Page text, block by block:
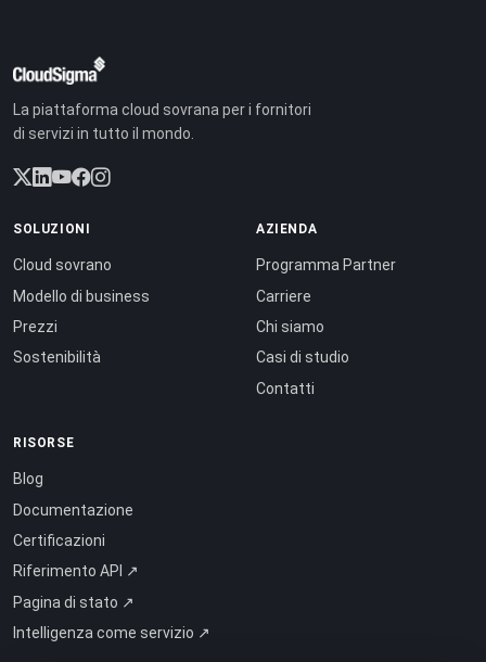
La piattaforma cloud sovrana per i fornitori
di servizi in tutto il mondo.
SOLUZIONI
Cloud sovrano
Modello di business
Prezzi
Sostenibilità
AZIENDA
Programma Partner
Carriere
Chi siamo
Casi di studio
Contatti
RISORSE
Blog
Documentazione
Certificazioni
Riferimento API ↗
Pagina di stato ↗
Intelligenza come servizio ↗